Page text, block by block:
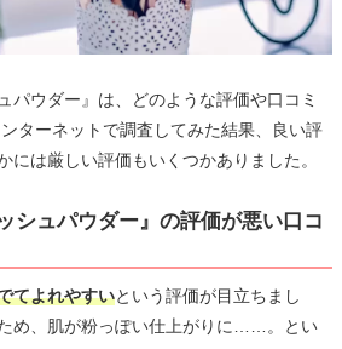
パウダー』は、どのような評価や口コミ
ターネットで調査してみた結果、良い評
には厳しい評価もいくつかありました。
シュパウダー』の評価が悪い口コ
てよれやすいという評価が目立ちまし
め、肌が粉っぽい仕上がりに……。とい